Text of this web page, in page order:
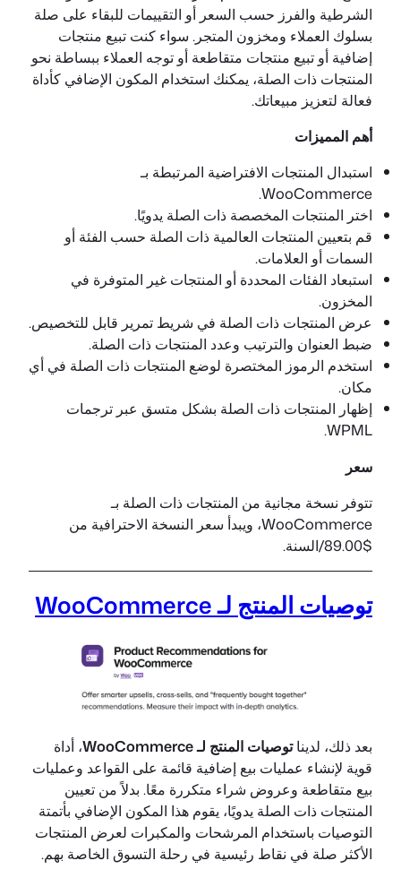
الشرطية والفرز حسب السعر أو التقييمات للبقاء على صلة
بسلوك العملاء ومخزون المتجر. سواء كنت تبيع منتجات
إضافية أو تبيع منتجات متقاطعة أو توجه العملاء ببساطة نحو
المنتجات ذات الصلة، يمكنك استخدام المكون الإضافي كأداة
فعالة لتعزيز مبيعاتك.
أهم المميزات
استبدال المنتجات الافتراضية المرتبطة بـ
WooCommerce.
اختر المنتجات المخصصة ذات الصلة يدويًا.
قم بتعيين المنتجات العالمية ذات الصلة حسب الفئة أو
السمات أو العلامات.
استبعاد الفئات المحددة أو المنتجات غير المتوفرة في
المخزون.
عرض المنتجات ذات الصلة في شريط تمرير قابل للتخصيص.
ضبط العنوان والترتيب وعدد المنتجات ذات الصلة.
استخدم الرموز المختصرة لوضع المنتجات ذات الصلة في أي
مكان.
إظهار المنتجات ذات الصلة بشكل متسق عبر ترجمات
WPML.
سعر
تتوفر نسخة مجانية من المنتجات ذات الصلة بـ
WooCommerce، ويبدأ سعر النسخة الاحترافية من
$89.00/السنة.
توصيات المنتج لـ WooCommerce
بعد ذلك، لديناتوصيات المنتج لـ WooCommerce
، أداة
قوية لإنشاء عمليات بيع إضافية قائمة على القواعد وعمليات
بيع متقاطعة وعروض شراء متكررة معًا. بدلاً من تعيين
المنتجات ذات الصلة يدويًا، يقوم هذا المكون الإضافي بأتمتة
التوصيات باستخدام المرشحات والمكبرات لعرض المنتجات
الأكثر صلة في نقاط رئيسية في رحلة التسوق الخاصة بهم.